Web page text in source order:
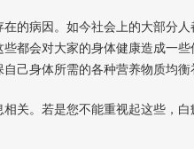
的病因。如今社会上的大部分人
都会对大家的身体健康造成一
己身体所需的各种营养物质均衡
关。若是您不能重视起这些，白